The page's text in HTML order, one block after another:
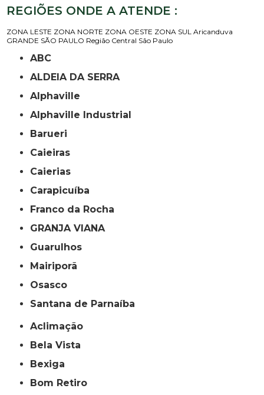
REGIÕES ONDE A ATENDE :
ZONA LESTE ZONA NORTE ZONA OESTE ZONA SUL Aricanduva
GRANDE SÃO PAULO Região Central São Paulo
ABC
ALDEIA DA SERRA
Alphaville
Alphaville Industrial
Barueri
Caieiras
Caierias
Carapicuíba
Franco da Rocha
GRANJA VIANA
Guarulhos
Mairiporã
Osasco
Santana de Parnaíba
Aclimação
Bela Vista
Bexiga
Bom Retiro